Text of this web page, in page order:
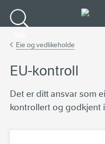
Eie og vedlikeholde
EU-kontroll
Det er ditt ansvar som
kontrollert og godkjent